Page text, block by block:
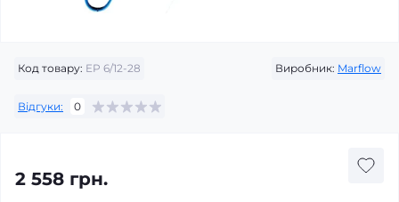
Код товару: EP 6/12-28 Виробник: Marflow
Відгуки: 0
2 558 грн.